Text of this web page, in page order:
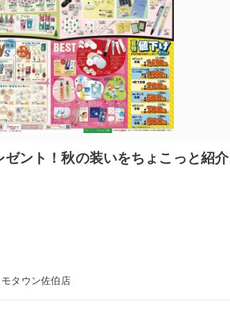
ント！秋の装いをちょこっと紹介
コスモタウン佐伯店